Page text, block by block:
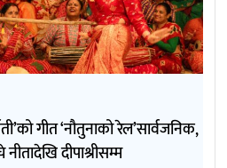
गीत ‘नौतुनाको रेल’सार्वजनिक,
दीपाश्रीसम्म